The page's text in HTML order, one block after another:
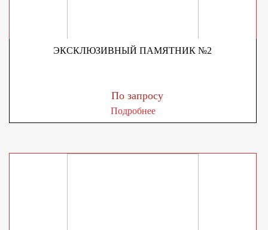
ЭКСКЛЮЗИВНЫЙ ПАМЯТНИК №2
По запросу
Подробнее